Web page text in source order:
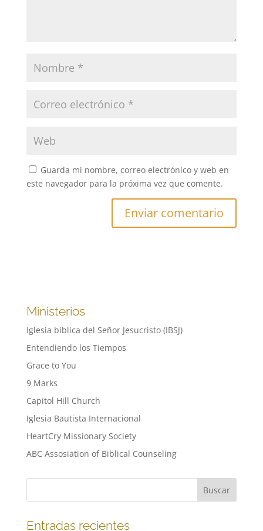
Guarda mi nombre, correo electrónico y web en
este navegador para la próxima vez que comente.
Ministerios
Iglesia biblica del Señor Jesucristo (IBSJ)
Entendiendo los Tiempos
Grace to You
9 Marks
Capitol Hill Church
Iglesia Bautista Internacional
HeartCry Missionary Society
ABC Assosiation of Biblical Counseling
Entradas recientes